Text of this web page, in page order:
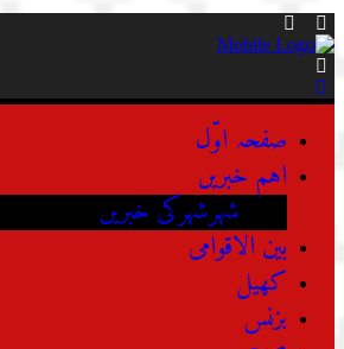
صفحہ اوّل
اہم خبریں
شہرشہرکی خبریں
بین الاقوامی
کھیل
بزنس